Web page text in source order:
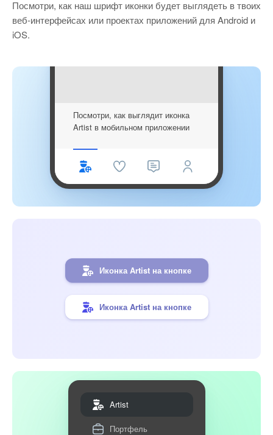
Посмотри, как наш шрифт иконки будет выглядеть в твоих
веб-интерфейсах или проектах приложений для Android и
iOS.
Посмотри, как выглядит иконка
Artist в мобильном приложении
Иконка Artist на кнопке
Иконка Artist на кнопке
Artist
Портфель